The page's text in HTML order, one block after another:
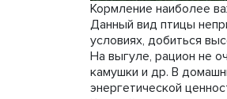
Кормление наиболее
Данный вид птицы
условиях, добиться
На выгуле, рацион не
камушки и др. В
энергетической